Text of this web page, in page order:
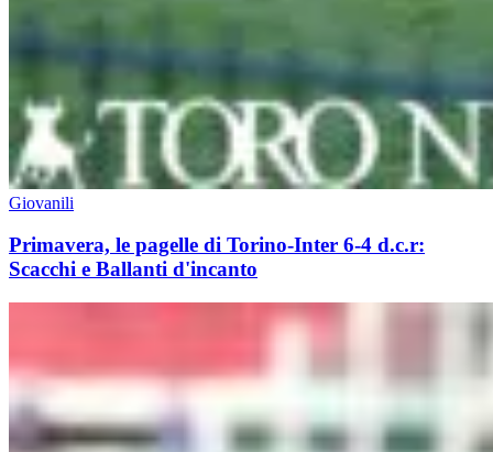
Giovanili
Primavera, le pagelle di Torino-Inter 6-4 d.c.r:
Scacchi e Ballanti d'incanto